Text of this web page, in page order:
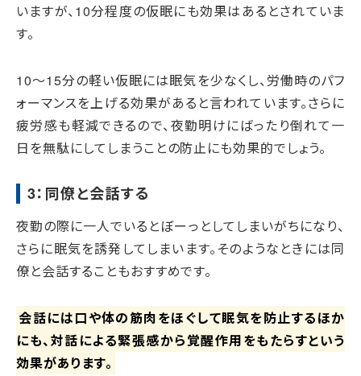
いますが、10分程度の仮眠にも効果はあるとされていま
す。
10～15分の軽い仮眠には眠気を少なくし、労働時のパフ
ォーマンスを上げる効果があると言われています。さらに
疲労感も軽減できるので、夜勤明けにばったり倒れて一
日を無駄にしてしまうことの防止にも効果的でしょう。
3：同僚と会話する
夜勤の際に一人でいるとぼーっとしてしまいがちになり、
さらに眠気を誘発してしまいます。そのようなときには同
僚と会話することもおすすめです。
会話には口や体の筋肉をほぐして眠気を防止するほか
にも、対話による緊張感から覚醒作用をもたらすという
効果があります。